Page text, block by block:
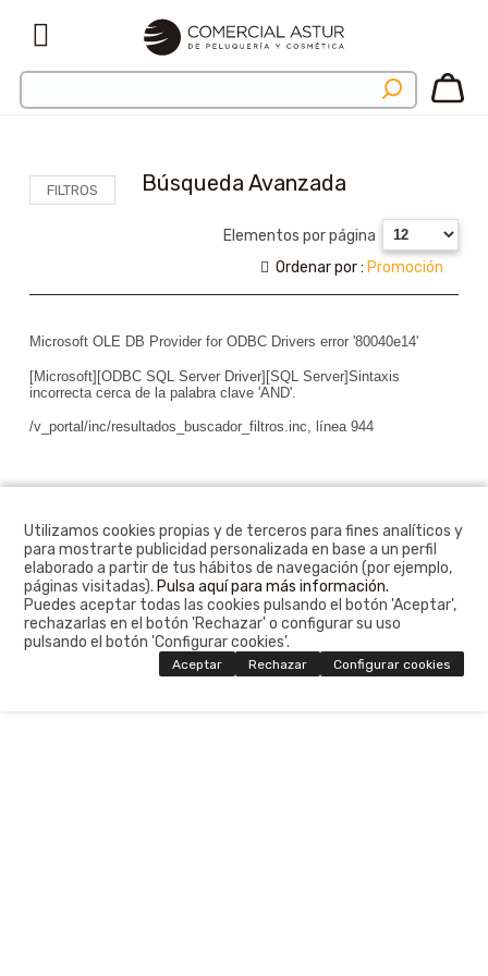
Búsqueda Avanzada
FILTROS
Elementos por página
Ordenar por : Promoción
Microsoft OLE DB Provider for ODBC Drivers error '80040e14'
[Microsoft][ODBC SQL Server Driver][SQL Server]Sintaxis
incorrecta cerca de la palabra clave 'AND'.
/v_portal/inc/resultados_buscador_filtros.inc, línea 944
Utilizamos cookies propias y de terceros para fines analíticos y
para mostrarte publicidad personalizada en base a un perfil
elaborado a partir de tus hábitos de navegación (por ejemplo,
páginas visitadas). Pulsa aquí para más información.
Puedes aceptar todas las cookies pulsando el botón 'Aceptar',
rechazarlas en el botón 'Rechazar' o configurar su uso
pulsando el botón 'Configurar cookies'.
Aceptar Rechazar Configurar cookies